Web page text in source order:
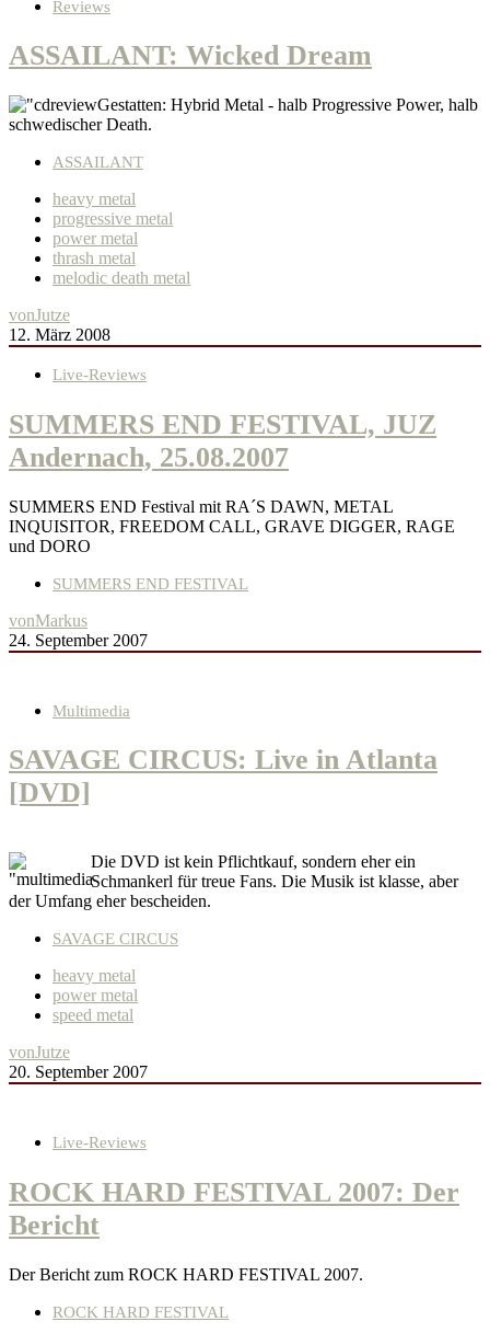
Reviews
ASSAILANT: Wicked Dream
Gestatten: Hybrid Metal - halb Progressive Power, halb
schwedischer Death.
ASSAILANT
heavy metal
progressive metal
power metal
thrash metal
melodic death metal
vonJutze
12. März 2008
Live-Reviews
SUMMERS END FESTIVAL, JUZ
Andernach, 25.08.2007
SUMMERS END Festival mit RA´S DAWN, METAL
INQUISITOR, FREEDOM CALL, GRAVE DIGGER, RAGE
und DORO
SUMMERS END FESTIVAL
vonMarkus
24. September 2007
Multimedia
SAVAGE CIRCUS: Live in Atlanta
[DVD]
Die DVD ist kein Pflichtkauf, sondern eher ein
Schmankerl für treue Fans. Die Musik ist klasse, aber
der Umfang eher bescheiden.
SAVAGE CIRCUS
heavy metal
power metal
speed metal
vonJutze
20. September 2007
Live-Reviews
ROCK HARD FESTIVAL 2007: Der
Bericht
Der Bericht zum ROCK HARD FESTIVAL 2007.
ROCK HARD FESTIVAL